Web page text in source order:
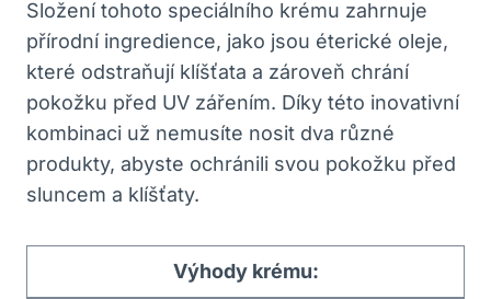
Složení tohoto speciálního krému zahrnuje
přírodní ingredience, jako jsou éterické oleje,
které odstraňují klíšťata a zároveň chrání
pokožku před UV zářením. Díky této inovativní
kombinaci už nemusíte nosit dva různé
produkty, abyste ochránili svou pokožku před
sluncem a klíšťaty.
Výhody krému: